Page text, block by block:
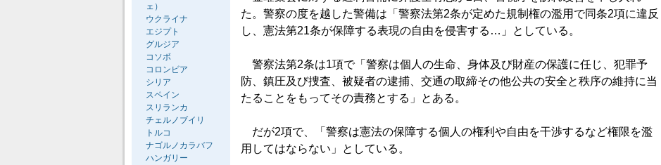
た。警察の度を越した警備は「警察法第2条が定めた規制権の濫用で同条2項に違反
し、憲法第21条が保障する表現の自由を侵害する…」としている。
警察法第2条は1項で「警察は個人の生命、身体及び財産の保護に任じ、犯罪予
防、鎮圧及び捜査、被疑者の逮捕、交通の取締その他公共の安全と秩序の維持に当
たることをもってその責務とする」とある。
だが2項で、「警察は憲法の保障する個人の権利や自由を干渉するなど権限を濫
用してはならない」としている。
ェ）
ウクライナ
エジプト
グルジア
コソボ
コロンビア
シリア
スペイン
スリランカ
チェルノブイリ
トルコ
ナゴルノカラバフ
ハンガリー